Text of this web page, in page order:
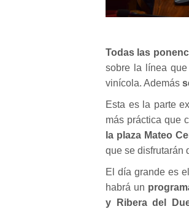
Todas las
sobre la línea
vinícola. Además
Esta es la parte
más práctica que
la plaza Mateo
que se disfrutarán
El día grande es
habrá un
y Ribera del